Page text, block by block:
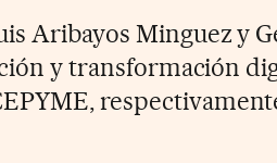
Aribayos Minguez y
y transformación